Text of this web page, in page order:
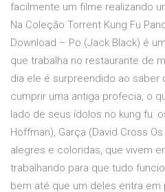
facilmente um filme realizando
Na Coleção Torrent Kung Fu
Download – Po (Jack Black) é
que trabalha no restaurante de
dia ele é surpreendido ao saber
cumprir uma antiga profecia, o
lado de seus ídolos no kung fu:
Hoffman), Garça (David Cross
alegres e coloridas, que vivem
trabalhando para que tudo
bem até que um deles entra